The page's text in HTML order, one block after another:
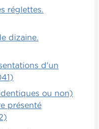
réglettes.
dizaine.
d'un
ou non)
présenté